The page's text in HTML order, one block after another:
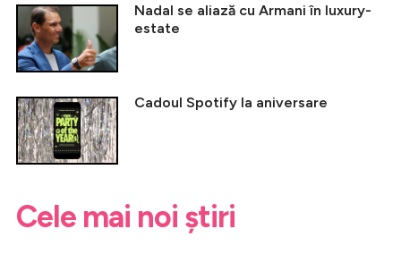
Nadal se aliază cu Armani în luxury-
estate
Cadoul Spotify la aniversare
Cele mai noi știri